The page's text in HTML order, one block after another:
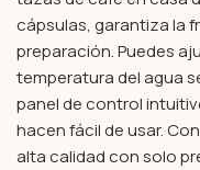
cápsulas, garantiza la
preparación. Puedes
temperatura del agua
panel de control
hacen fácil de usar.
alta calidad con solo